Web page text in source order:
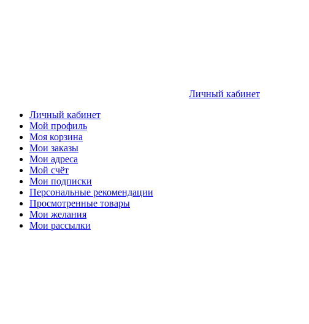
Личный кабинет
Личный кабинет
Мой профиль
Моя корзина
Мои заказы
Мои адреса
Мой счёт
Мои подписки
Персональные рекомендации
Просмотренные товары
Мои желания
Мои рассылки